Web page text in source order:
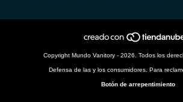
Copyright Mundo Vanitory - 2026. Todos los
Defensa de las y los consumidores. Para
Botón de arrepentimiento